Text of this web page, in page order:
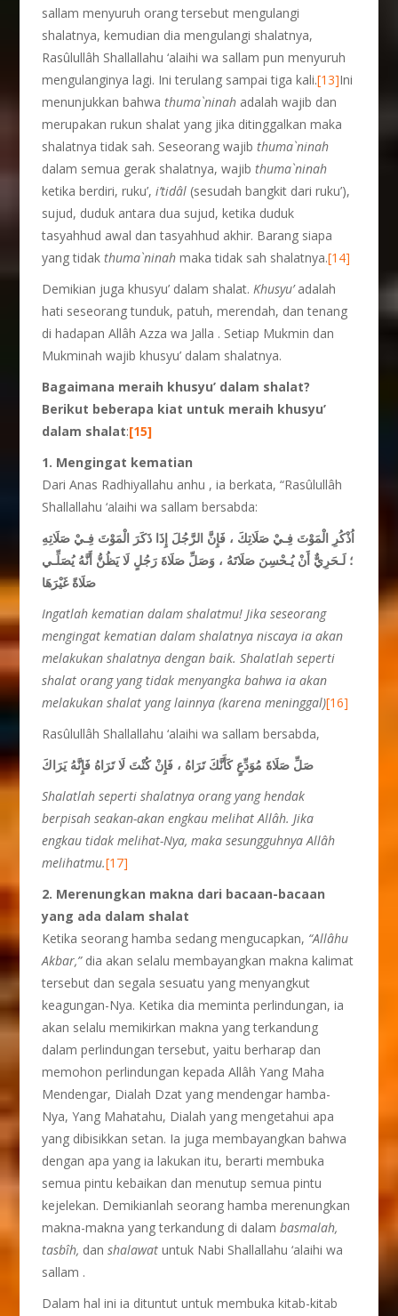
sallam menyuruh orang tersebut mengulangi
shalatnya, kemudian dia mengulangi shalatnya,
Rasûlullâh Shallallahu ‘alaihi wa sallam pun menyuruh
mengulanginya lagi. Ini terulang sampai tiga kali.[13]Ini
menunjukkan bahwathuma`ninah adalah wajib dan
merupakan rukun shalat yang jika ditinggalkan maka
shalatnya tidak sah. Seseorang wajibthuma`ninah
dalam semua gerak shalatnya, wajibthuma`ninah
ketika berdiri, ruku’,i’tidâl (sesudah bangkit dari ruku’),
sujud, duduk antara dua sujud, ketika duduk
tasyahhud awal dan tasyahhud akhir. Barang siapa
yang tidakthuma`ninahmaka tidak sah shalatnya.[14]
Demikian juga khusyu’ dalam shalat.Khusyu’adalah
hati seseorang tunduk, patuh, merendah, dan tenang
di hadapan Allâh Azza wa Jalla . Setiap Mukmin dan
Mukminah wajib khusyu’ dalam shalatnya.
Bagaimana meraih khusyu’ dalam shalat?
Berikut beberapa kiat untuk meraih khusyu’
dalam shalat:[15]
1. Mengingat kematian
Dari Anas Radhiyallahu anhu , ia berkata, “Rasûlullâh
Shallallahu ‘alaihi wa sallam bersabda:
اُذْكُرِ الْمَوْتَ فِـيْ صَلَاتِكَ ، فَإِنَّ الرَّجُلَ إِذَا ذَكَرَ الْمَوْتَ فِـيْ صَلَاتِهِ
؛ لَـحَرِيٌّ أَنْ يُـحْسِنَ صَلَاتَهُ ، وَصَلِّ صَلَاةَ رَجُلٍ لَا يَظُنُّ أَنَّهُ يُصَلِّـي
صَلَاةً غَيْرَهَا
Ingatlah kematian dalam shalatmu! Jikaseseorang
mengingat kematian dalam shalatnyaniscaya ia akan
melakukan shalatnya dengan baik.Shalatlah seperti
shalat orang yang tidak menyangkabahwa ia akan
melakukan shalat yang lainnya(karena meninggal)[16]
Rasûlullâh Shallallahu ‘alaihi wa sallam bersabda,
صَلِّ صَلَاةَ مُوَدِّعٍ كَأَنَّكَ تَرَاهُ ، فَإِنْ كُنْتَ لَا تَرَاهُ فَإِنَّهُ يَرَاكَ
Shalatlah seperti shalatnya orang yang hendak
berpisah seakan-akan engkau melihat Allâh. Jika
engkau tidak melihat-Nya, maka sesungguhnya Allâh
melihatmu.[17]
2. Merenungkan makna dari bacaan-bacaan
yang ada dalam shalat
Ketika seorang hamba sedang mengucapkan, “Allâhu
Akbar,”dia akan selalu membayangkan makna kalimat
tersebut dan segala sesuatu yang menyangkut
keagungan-Nya. Ketika dia meminta perlindungan, ia
akan selalu memikirkan makna yang terkandung
dalam perlindungan tersebut, yaitu berharap dan
memohon perlindungan kepada Allâh Yang Maha
Mendengar, Dialah Dzat yang mendengar hamba-
Nya, Yang Mahatahu, Dialah yang mengetahui apa
yang dibisikkan setan. Ia juga membayangkan bahwa
dengan apa yang ia lakukan itu, berarti membuka
semua pintu kebaikan dan menutup semua pintu
kejelekan. Demikianlah seorang hamba merenungkan
makna-makna yang terkandung di dalambasmalah,
tasbîh, danshalawat untuk Nabi Shallallahu ‘alaihi wa
sallam .
Dalam hal ini ia dituntut untuk membuka kitab-kitab